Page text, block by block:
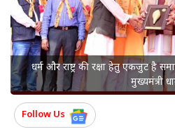
धर्म और राष्ट्र की रक्षा हेतु एकजुट है
मुख्यमंत्री
Follow Us